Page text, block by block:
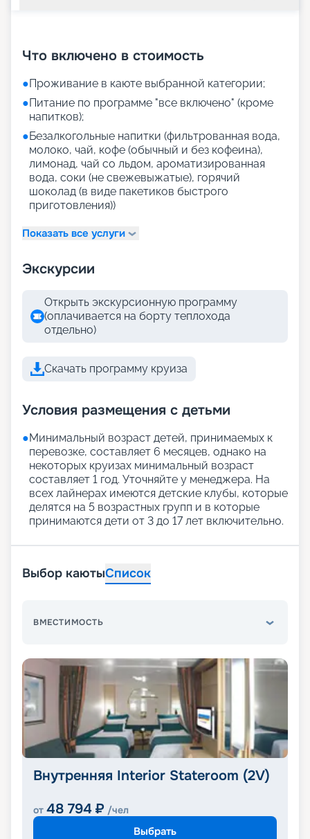
Что включено в стоимость
●Проживание в каюте выбранной категории;
●Питание по программе "все включено" (кроме
напитков);
●Безалкогольные напитки (фильтрованная вода,
молоко, чай, кофе (обычный и без кофеина),
лимонад, чай со льдом, ароматизированная
вода, соки (не свежевыжатые), горячий
шоколад (в виде пакетиков быстрого
приготовления))
Показать все услуги
Экскурсии
Открыть экскурсионную программу
(оплачивается на борту теплохода
отдельно)
Скачать программу круиза
Условия размещения с детьми
●Минимальный возраст детей, принимаемых к
перевозке, составляет 6 месяцев, однако на
некоторых круизах минимальный возраст
составляет 1 год. Уточняйте у менеджера. На
всех лайнерах имеются детские клубы, которые
делятся на 5 возрастных групп и в которые
принимаются дети от 3 до 17 лет включительно.
Выбор каютыСписок
ВМЕСТИМОСТЬ
Внутренняя Interior Stateroom (2V)
от 48 794 ₽ /чел
Выбрать